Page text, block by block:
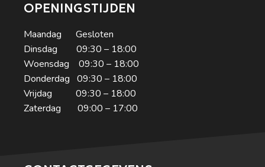
OPENINGSTIJDEN
Maandag Gesloten
Dinsdag 09:30 – 18:00
Woensdag 09:30 – 18:00
Donderdag 09:30 – 18:00
Vrijdag 09:30 – 18:00
Zaterdag 09:00 – 17:00